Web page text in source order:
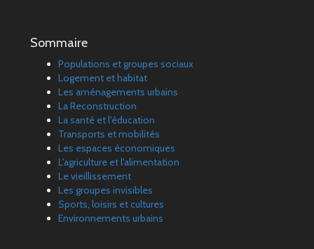
Sommaire
Populations et groupes sociaux
Logement et habitat
Les aménagements urbains
La Reconstruction
La santé et l'éducation
Transports et mobilités
Les espaces économiques
L'agriculture et l'alimentation
Le vieillissement
Les groupes invisibles
Sports, loisirs et cultures
Environnements urbains